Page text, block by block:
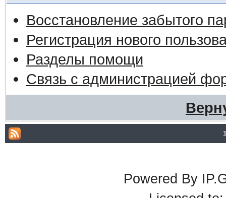
Восстановление забытого
Регистрация нового
Разделы помощи
Связь с администрацией
Powered By